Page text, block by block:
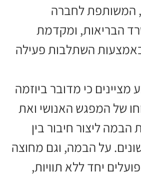
המשותפת לחברה
הבריאות, ומקדמת
השתלבות פעילה
כי מדובר ביוזמה
של המפגש האנושי ואת
הבמה ליצור חיבור בין
על הבמה, וגם מחוצה
יחד ללא תוויות,